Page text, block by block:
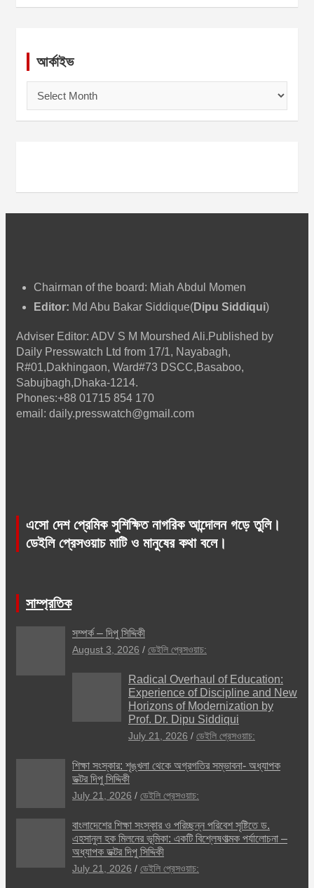
আর্কাইভ
ই
Chairman of the board: Miah Abdul Momen
Editor: Md Abu Bakar Siddique(Dipu Siddiqui)
Adviser Editor: ADV S M Mourshed Ali.Published by
Daily Presswatch Ltd from 17/1, Nayabagh,
R#01,Dakhingaon, Ward#73 DSCC,Basaboo,
Sabujbagh,Dhaka-1214.
Phones:+88 01715 854 170
email: daily.presswatch@gmail.com
এসো দেশ প্রেমিক সুশিক্ষিত নাগরিক আন্দোলন গড়ে তুলি।
ডেইলি প্রেসওয়াচ মাটি ও মানুষের কথা বলে।
সাম্প্রতিক
সম্পর্ক – দিপু সিদ্দিকী
August 3, 2026 ডেইলি প্রেসওয়াচ:
Radical Overhaul of Education:
Experience of Discipline and New
Horizons of Modernization by
Prof. Dr. Dipu Siddiqui
July 21, 2026 ডেইলি প্রেসওয়াচ:
শিক্ষা সংস্কার: শৃঙ্খলা থেকে অগ্রগতির সম্ভাবনা- অধ্যাপক
ডক্টর দিপু সিদ্দিকী
July 21, 2026 ডেইলি প্রেসওয়াচ:
বাংলাদেশের শিক্ষা সংস্কার ও পরিচ্ছন্ন পরিবেশ সৃষ্টিতে ড.
এহসানুল হক মিলনের ভূমিকা: একটি বিশ্লেষণাত্মক পর্যালোচনা –
অধ্যাপক ডক্টর দিপু সিদ্দিকী
July 21, 2026 ডেইলি প্রেসওয়াচ: